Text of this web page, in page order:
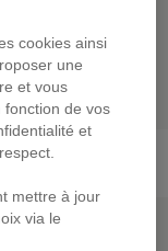
cookies ainsi
une
et vous
fonction de vos
et
mettre à jour
via le